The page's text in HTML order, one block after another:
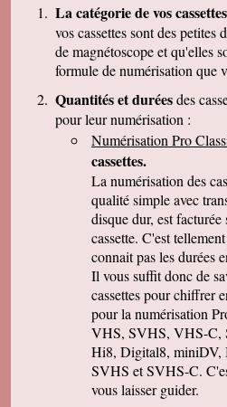
Thierry P.
j'ai bien reçu les lots de
travail et de votre
Patrick C.
J 'ai bien reçu le colis , je
travail, ma famille en
envoyer le reste des
J-Claude L.
Bonjour, je voulait vous
pour le travail que avez
les films de nos cassettes
Vôtre travail est excellent
irréprochable. Nous auront
vous envoyer
désoler de vous remercier
... Bonne continuation
Caroline P.
Merci pour votre
une bonne adresse et ne
parler de vous . Encore merci
J-Pierre B.
Tout est OK, merci! Dans
doute encore recours à
genre de travail.
La catégorie de vos cassettes
vos cassettes sont des petites
de magnétoscope et qu'elles
formule de numérisation que
Quantités et duréesdes
pour leur numérisation :
Numérisation Pro
cassettes.
La numérisation des
qualité simple avec
disque dur, est
cassette. C'est
connait pas les durées
Il vous suffit donc de
cassettes pour chiffrer
pour la numérisation
VHS, SVHS, VHS-C,
Hi8, Digital8, miniDV,
SVHS et SVHS-C.
vous laisser guider.